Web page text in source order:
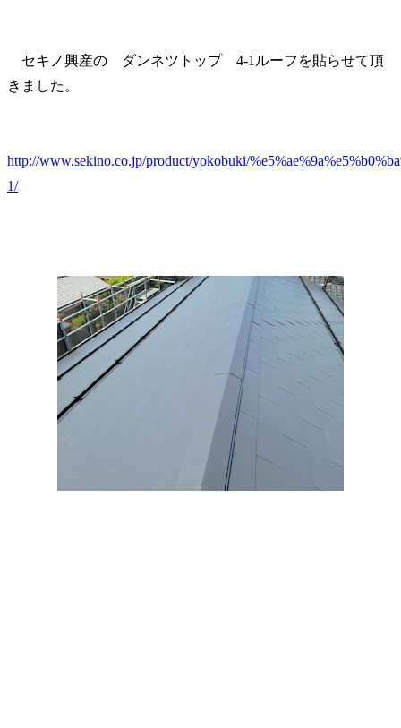
セキノ興産の ダンネツトップ 4-1ルーフを貼らせて頂
きました。
http://www.sekino.co.jp/product/yokobuki/
1/